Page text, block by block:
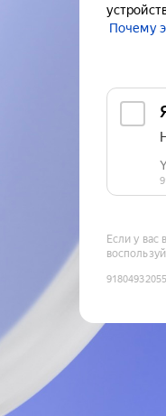
Почему
Если у вас